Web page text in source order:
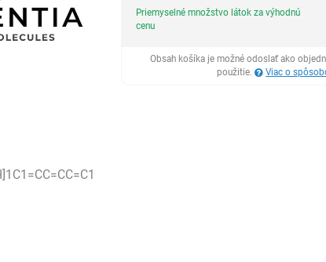
Ks
Priemyselné množstvo látok za výhodnú
cenu
Obsah košíka je možné odoslať ako
použitie.
Viac o